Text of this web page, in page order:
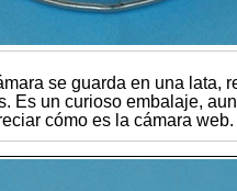
se guarda en una lata,
Es un curioso embalaje,
cómo es la cámara web.